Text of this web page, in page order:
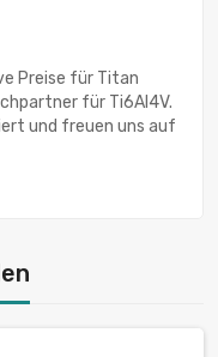
Preise für Titan
für Ti6Al4V.
und freuen uns auf